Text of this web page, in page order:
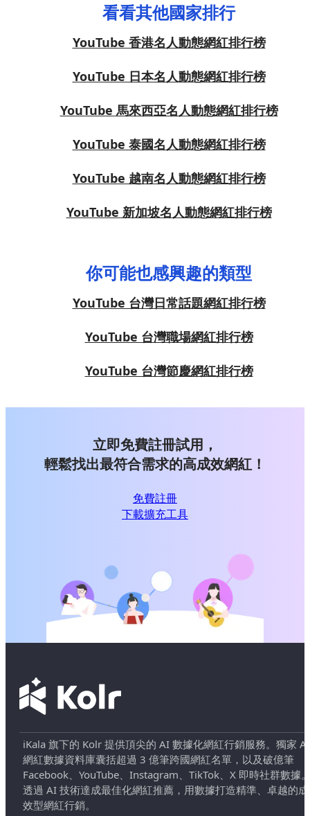
看看其他國家排行
YouTube 香港名人動態網紅排行榜
YouTube 日本名人動態網紅排行榜
YouTube 馬來西亞名人動態網紅排行榜
YouTube 泰國名人動態網紅排行榜
YouTube 越南名人動態網紅排行榜
YouTube 新加坡名人動態網紅排行榜
你可能也感興趣的類型
YouTube 台灣日常話題網紅排行榜
YouTube 台灣職場網紅排行榜
YouTube 台灣節慶網紅排行榜
立即免費註冊試用，
輕鬆找出最符合需求的高成效網紅！
免費註冊
下載擴充工具
iKala 旗下的 Kolr 提供頂尖的 AI 數據化網紅行銷服務。獨家 AI
網紅數據資料庫囊括超過 3 億筆跨國網紅名單，以及破億筆
Facebook、YouTube、Instagram、TikTok、X 即時社群數據
透過 AI 技術達成最佳化網紅推薦，用數據打造精準、卓越的成
效型網紅行銷。